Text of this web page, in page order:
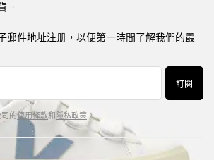
。
郵件地址注册，以便第一時間了解我們的最
訂閱
的使用條款和隱私政策 。